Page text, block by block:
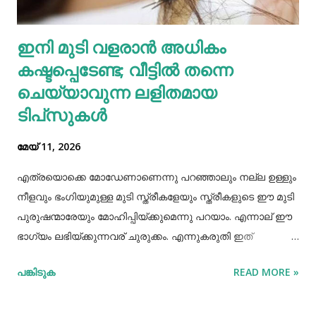
വളർത്താൻ ഏല്‍പ്പിച്ചുവെന്നാണ് അച്ഛൻ പൊലീസിനോട്
ആദ്യം പറഞ്ഞത്. പോലീസ് മധുരയിലെത്തി പരിശോധന
നടത്തിയെങ്കിലും കുഞ്ഞ് അവിടെയില്ലെന്ന് കണ്ടെത്തി.
തുടർന്ന് അച്ഛനെ വീണ്ടും വിശദമായി ചോദ്യം ചെയ്തു.
തുടർന്ന് നടത...
ഇനി മുടി വളരാൻ അധികം
കഷ്ടപ്പെടേണ്ട; വീട്ടിൽ തന്നെ
ചെയ്യാവുന്ന ലളിതമായ
ടിപ്‌സുകൾ
മേയ് 11, 2026
എത്രയൊക്കെ മോഡേണാണെന്നു പറഞ്ഞാലും നല്ല ഉള്ളും
നീളവും ഭംഗിയുമുള്ള മുടി സ്ത്രീകളേയും സ്ത്രീകളുടെ ഈ മുടി
പുരുഷന്മാരേയും മോഹിപ്പിയ്ക്കുമെന്നു പറയാം. എന്നാല് ഈ
ഭാഗ്യം ലഭിയ്ക്കുന്നവര് ചുരുക്കം. എന്നുകരുതി ഇത്
സഹായിക്കുന്ന ചില വഴികളെക്കുറിച്ചറിയൂ,മുടി വളര്‍ച്ചയ്ക്ക്
പങ്കിടുക READ MORE »